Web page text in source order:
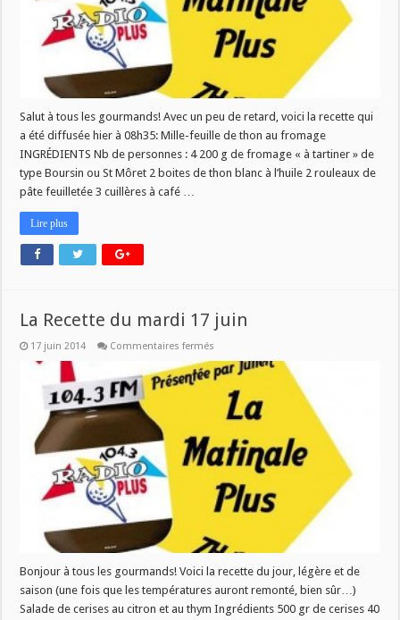
Salut à tous les gourmands! Avec un peu de retard, voici la recette qui
a été diffusée hier à 08h35: Mille-feuille de thon au fromage
INGRÉDIENTS Nb de personnes : 4 200 g de fromage « à tartiner » de
type Boursin ou St Môret 2 boites de thon blanc à l’huile 2 rouleaux de
pâte feuilletée 3 cuillères à café …
Lire plus
La Recette du mardi 17 juin
17 juin 2014 Commentaires fermés
Recette
du
mardi
juin
Bonjour à tous les gourmands! Voici la recette du jour, légère et de
saison (une fois que les températures auront remonté, bien sûr…)
Salade de cerises au citron et au thym Ingrédients 500 gr de cerises 40